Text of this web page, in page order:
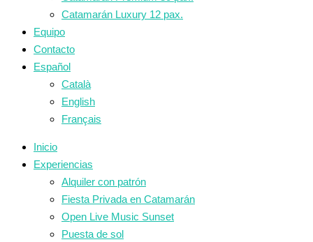
Catamarán Luxury 12 pax.
Equipo
Contacto
Español
Català
English
Français
Inicio
Experiencias
Alquiler con patrón
Fiesta Privada en Catamarán
Open Live Music Sunset
Puesta de sol